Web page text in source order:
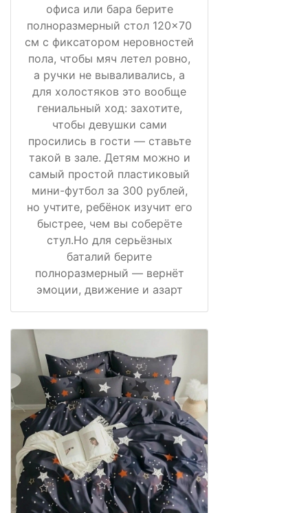
офиса или бара берите
полноразмерный стол 120×70
см с фиксатором неровностей
пола, чтобы мяч летел ровно,
а ручки не вываливались, а
для холостяков это вообще
гениальный ход: захотите,
чтобы девушки сами
просились в гости — ставьте
такой в зале. Детям можно и
самый простой пластиковый
мини-футбол за 300 рублей,
но учтите, ребёнок изучит его
быстрее, чем вы соберёте
стул.Но для серьёзных
баталий берите
полноразмерный — вернёт
эмоции, движение и азарт